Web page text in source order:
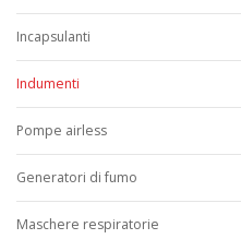
Incapsulanti
Indumenti
Pompe airless
Generatori di fumo
Maschere respiratorie